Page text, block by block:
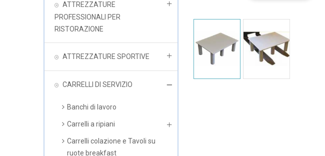
ATTREZZATURE
PROFESSIONALI PER
RISTORAZIONE
ATTREZZATURE SPORTIVE
CARRELLI DI SERVIZIO
Banchi di lavoro
Carrelli a ripiani
Carrelli colazione e Tavoli su
ruote breakfast